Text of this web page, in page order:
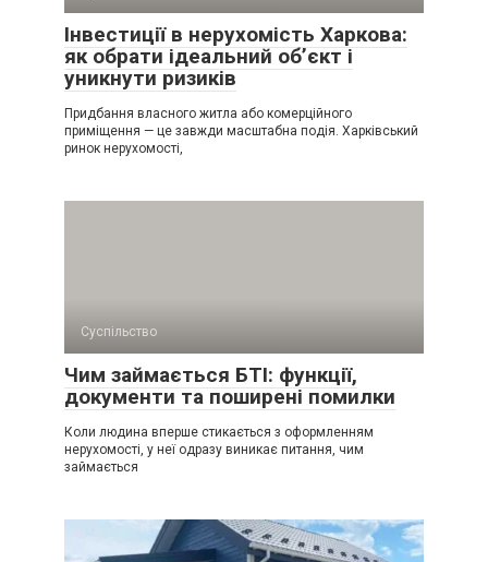
Інвестиції в нерухомість Харкова:
як обрати ідеальний об’єкт і
уникнути ризиків
Придбання власного житла або комерційного
приміщення — це завжди масштабна подія. Харківський
ринок нерухомості,
Суспільство
Чим займається БТІ: функції,
документи та поширені помилки
Коли людина вперше стикається з оформленням
нерухомості, у неї одразу виникає питання, чим
займається